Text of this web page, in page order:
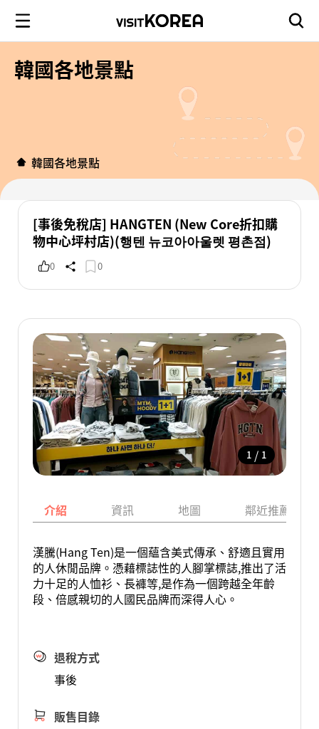
韓國各地景點
韓國各地景點
[事後免稅店] HANGTEN (New Core折扣購
物中心坪村店)(행텐 뉴코아아울렛 평촌점)
0 0
1 / 1
介紹 資訊 地圖 鄰近推薦景點
漢騰(Hang Ten)是一個蘊含美式傳承、舒適且實用
的人休閒品牌。憑藉標誌性的人腳掌標誌,推出了活
力十足的人恤衫、長褲等,是作為一個跨越全年齡
段、倍感親切的人國民品牌而深得人心。
退稅方式
事後
販售目錄